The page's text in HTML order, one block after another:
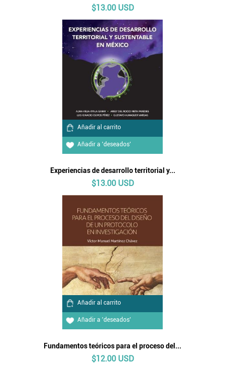
$13.00 USD
Añadir al carrito
Añadir a 'deseados'
Experiencias de desarrollo territorial y...
$13.00 USD
Añadir al carrito
Añadir a 'deseados'
Fundamentos teóricos para el proceso del...
$12.00 USD